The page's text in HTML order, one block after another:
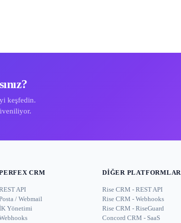
keşfedin.
CRM
API
/ Webmail
Yönetimi
DIĞER PLATFORMLAR
Rise CRM - REST API
Rise CRM - Webhooks
Rise CRM - RiseGuard
Concord CRM - SaaS